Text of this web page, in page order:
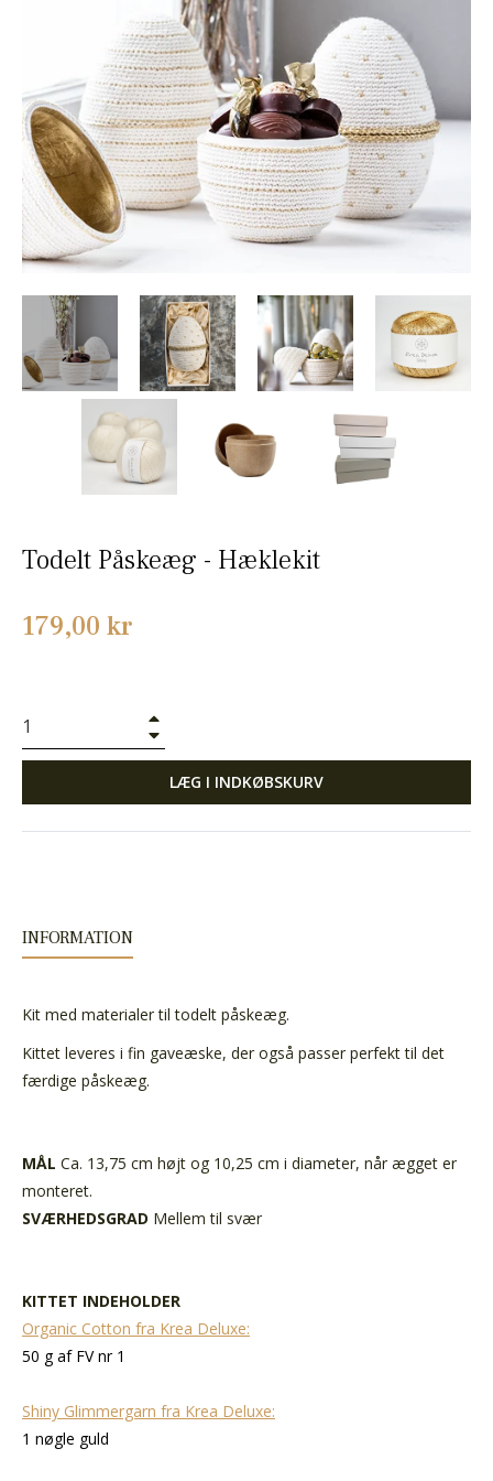
Todelt Påskeæg - Hæklekit
Normalpris
179,00 kr
LÆG I INDKØBSKURV
INFORMATION
Kit med materialer til todelt påskeæg.
Kittet leveres i fin gaveæske, der også passer perfekt til det
færdige påskeæg.
MÅL Ca. 13,75 cm højt og 10,25 cm i diameter, når ægget er
monteret.
SVÆRHEDSGRAD Mellem til svær
KITTET INDEHOLDER
Organic Cotton fra Krea Deluxe:
50 g af FV nr 1
Shiny Glimmergarn fra Krea Deluxe:
1 nøgle guld